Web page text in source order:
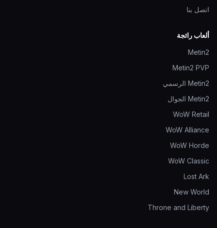
اتصل بنا
ألعاب رائجة
Metin2
Metin2 PVP
Metin2 الرسمي
Metin2 الجوال
WoW Retail
WoW Alliance
WoW Horde
WoW Classic
Lost Ark
New World
Throne and Liberty